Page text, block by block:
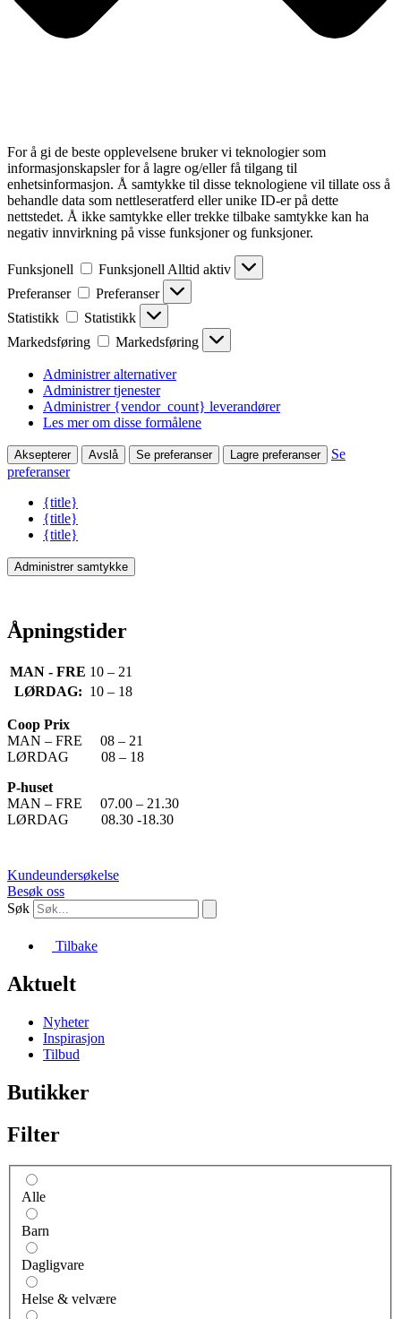
For å gi de beste opplevelsene bruker vi teknologier som
informasjonskapsler for å lagre og/eller få tilgang til
enhetsinformasjon. Å samtykke til disse teknologiene vil tillate oss å
behandle data som nettleseratferd eller unike ID-er på dette
nettstedet. Å ikke samtykke eller trekke tilbake samtykke kan ha
negativ innvirkning på visse funksjoner og funksjoner.
Funksjonell FunksjonellAlltid aktiv
Preferanser
Preferanser
Statistikk
Statistikk
Markedsføring
Markedsføring
Administrer alternativer
Administrer tjenester
Administrer {vendor_count} leverandører
Les mer om disse formålene
Aksepterer Avslå Se preferanser Lagre preferanser
Se
preferanser
{title}
{title}
{title}
Administrer samtykke
Åpningstider
MAN - FRE 10 – 21
LØRDAG: 10 – 18
Coop Prix
MAN – FRE 08 – 21
LØRDAG 08 – 18
P-huset
MAN – FRE 07.00 – 21.30
LØRDAG 08.30 -18.30
Kundeundersøkelse
Besøk oss
Søk
Tilbake
Aktuelt
Nyheter
Inspirasjon
Tilbud
Butikker
Filter
Alle
Barn
Dagligvare
Helse & velvære